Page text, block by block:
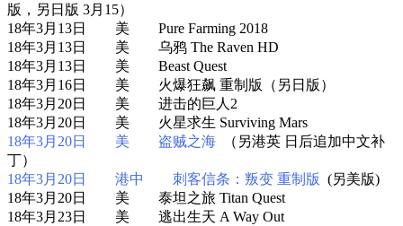
版，另日版 3月15）
18年3月13日 美 Pure Farming 2018
18年3月13日 美 乌鸦 The Raven HD
18年3月13日 美 Beast Quest
18年3月16日 美 火爆狂飙 重制版（另日版）
18年3月20日 美 进击的巨人2
18年3月20日 美 火星求生 Surviving Mars
18年3月20日 美 盗贼之海 （另港英 日后追加中文补
丁）
18年3月20日 港中 刺客信条：叛变 重制版 (另美版)
18年3月20日 美 泰坦之旅 Titan Quest
18年3月23日 美 逃出生天 A Way Out